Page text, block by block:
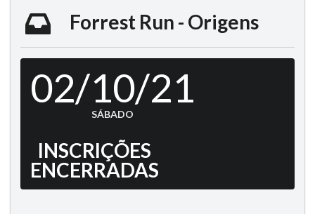
Forrest Run - Origens
02/10/21
SÁBADO
INSCRIÇÕES
ENCERRADAS